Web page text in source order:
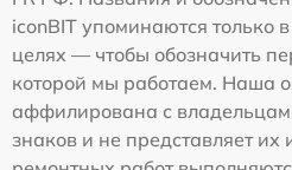
iconBIT упоминаются
целях — чтобы обозначить
которой мы работаем. Наша
аффилирована с
знаков и не представляет